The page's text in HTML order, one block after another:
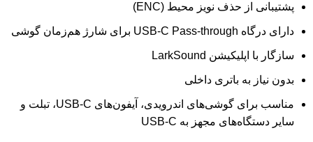
پشتیبانی از حذف نویز محیط (ENC)
دارای درگاه USB-C Pass-through برای شارژ هم‌زمان گوشی
سازگار با اپلیکیشن LarkSound
بدون نیاز به باتری داخلی
مناسب برای گوشی‌های اندرویدی، آیفون‌های USB-C، تبلت و
سایر دستگاه‌های مجهز به USB-C